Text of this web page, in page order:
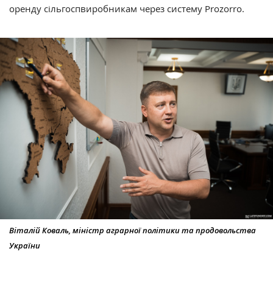
оренду сільгоспвиробникам через систему Prozorro.
Віталій Коваль, міністр аграрної політики та продовольства
України